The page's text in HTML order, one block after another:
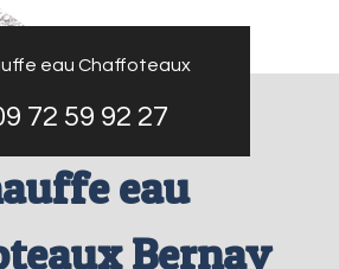
eau Chaffoteaux
72 59 92 27
eau
Bernay